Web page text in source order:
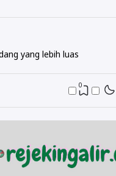
yang lebih luas
0